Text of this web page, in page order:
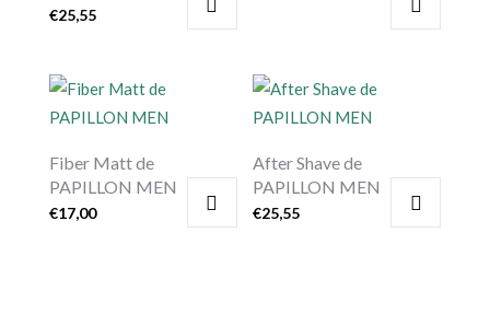
€25,55
Fiber Matt de
PAPILLON MEN
€17,00
After Shave de
PAPILLON MEN
€25,55